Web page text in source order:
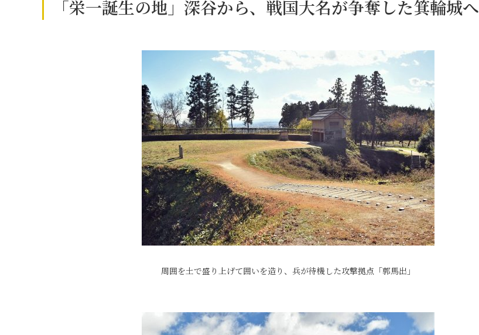
「栄一誕生の地」深谷から、戦国大名が争奪した箕輪城へ
周囲を土で盛り上げて囲いを造り、兵が待機した攻撃拠点「郭馬出」